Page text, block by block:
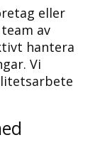
eller
av
hantera
Vi